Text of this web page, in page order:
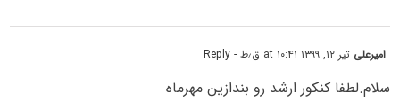
امیرعلی تیر ۱۲, ۱۳۹۹ at ۱۰:۴۱ ق٫ظ - Reply
سلام.لطفا کنکور ارشد رو بندازین مهرماه